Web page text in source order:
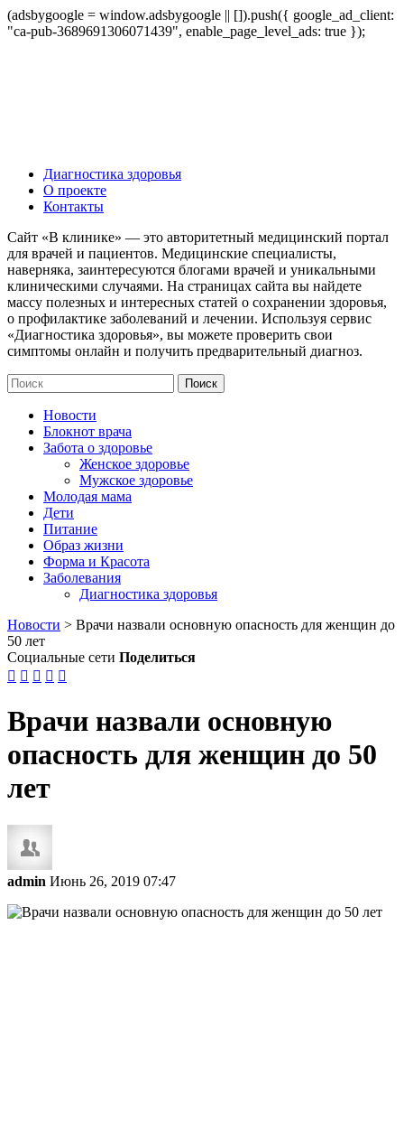
(adsbygoogle = window.adsbygoogle || []).push({ google_ad_client:
"ca-pub-3689691306071439", enable_page_level_ads: true });
Диагностика здоровья
О проекте
Контакты
Сайт «В клинике» — это авторитетный медицинский портал
для врачей и пациентов. Медицинские специалисты,
наверняка, заинтересуются блогами врачей и уникальными
клиническими случаями. На страницах сайта вы найдете
массу полезных и интересных статей о сохранении здоровья,
о профилактике заболеваний и лечении. Используя сервис
«Диагностика здоровья», вы можете проверить свои
симптомы онлайн и получить предварительный диагноз.
Новости
Блокнот врача
Забота о здоровье
Женское здоровье
Мужское здоровье
Молодая мама
Дети
Питание
Образ жизни
Форма и Красота
Заболевания
Диагностика здоровья
Новости > Врачи назвали основную опасность для женщин до
50 лет
Социальные сети Поделиться
    
Врачи назвали основную
опасность для женщин до 50
лет
admin Июнь 26, 2019 07:47